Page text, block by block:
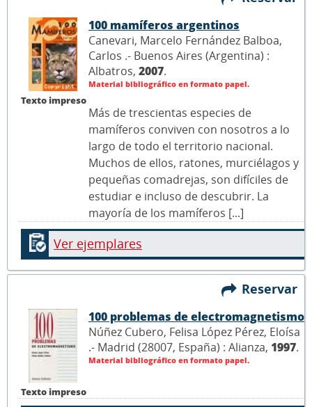
Texto impreso
100 mamíferos argentinos
Canevari, Marcelo Fernández Balboa,
Carlos .- Buenos Aires (Argentina) :
Albatros, 2007.
Material bibliográfico en formato papel.
Más de trescientas especies de
mamíferos conviven con nosotros a lo
largo de todo el territorio nacional.
Muchos de ellos, ratones, murciélagos y
pequeñas comadrejas, son difíciles de
estudiar e incluso de descubrir. La
mayoría de los mamíferos [...]
Ver ejemplares
Reservar
Texto impreso
100 problemas de electromagnetismo
Núñez Cubero, Felisa López Pérez, Eloísa
.- Madrid (28007, España) : Alianza, 1997.
Material bibliográfico en formato papel.